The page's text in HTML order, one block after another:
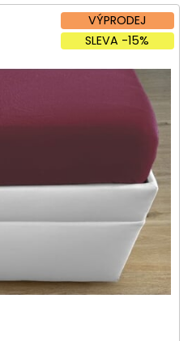
VÝPRODEJ
SLEVA -15%